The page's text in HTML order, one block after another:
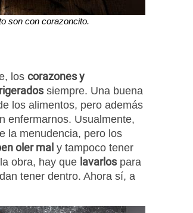
son con corazoncito.
los corazones y
siempre. Una buena
los alimentos, pero además
enfermarnos. Usualmente,
la menudencia, pero los
oler mal y tampoco tener
obra, hay que lavarlos para
tener dentro. Ahora sí, a